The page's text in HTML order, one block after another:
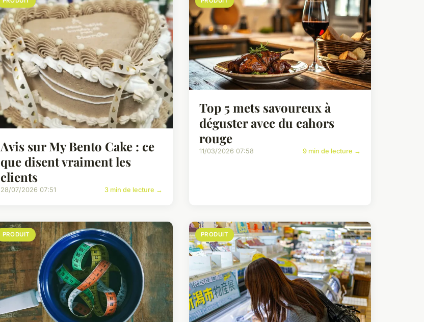
Avis sur My Bento Cake : ce
que disent vraiment les
clients
28/07/2026 07:51 3 min de lecture →
Top 5 mets savoureux à
déguster avec du cahors
rouge
11/03/2026 07:58 9 min de lecture →
PRODUIT PRODUIT